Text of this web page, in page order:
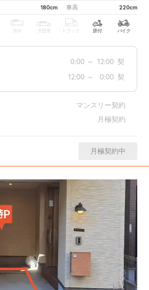
180cm 車高 220cm
SUV 大型車 トラック 原付 バイク
0:00 ～ 12:00 契
12:00 ～ 0:00 契
マンスリー契約
月極契約
月極契約中